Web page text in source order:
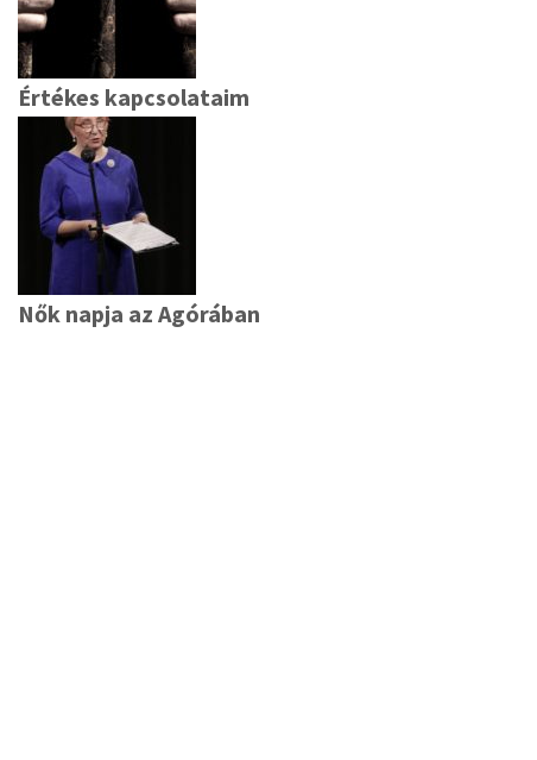
Értékes kapcsolataim
Nők napja az Agórában